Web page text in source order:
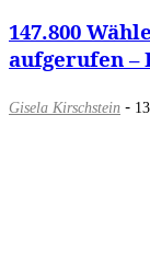
147.800
aufgerufen –
Gisela Kirschstein -